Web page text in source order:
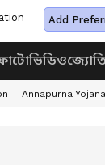
Add
ভিডিও
Annapurna